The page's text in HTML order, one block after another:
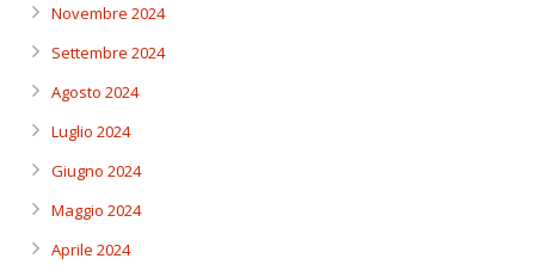
Novembre 2024
Settembre 2024
Agosto 2024
Luglio 2024
Giugno 2024
Maggio 2024
Aprile 2024